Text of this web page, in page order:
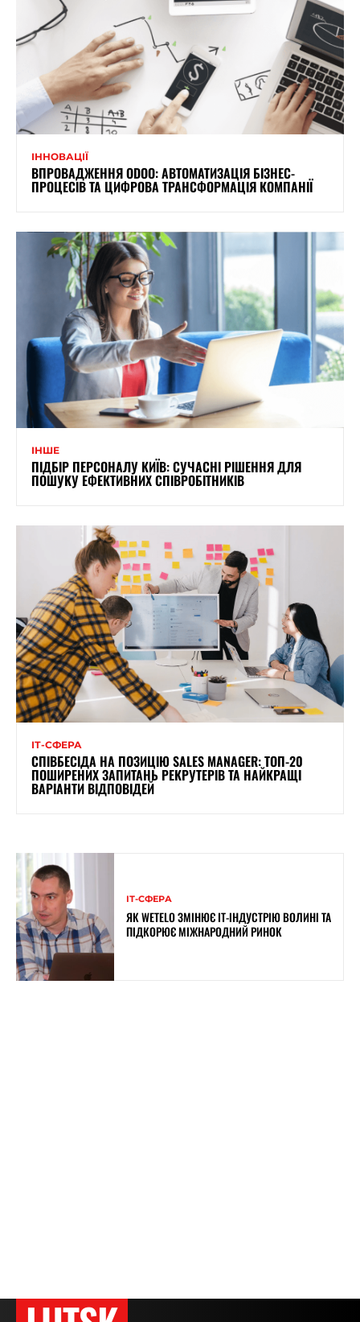
ІННОВАЦІЇ
ВПРОВАДЖЕННЯ ODOO: АВТОМАТИЗАЦІЯ БІЗНЕС-
ПРОЦЕСІВ ТА ЦИФРОВА ТРАНСФОРМАЦІЯ КОМПАНІЇ
ІНШЕ
ПІДБІР ПЕРСОНАЛУ КИЇВ: СУЧАСНІ РІШЕННЯ ДЛЯ
ПОШУКУ ЕФЕКТИВНИХ СПІВРОБІТНИКІВ
ІТ-СФЕРА
СПІВБЕСІДА НА ПОЗИЦІЮ SALES MANAGER: ТОП-20
ПОШИРЕНИХ ЗАПИТАНЬ РЕКРУТЕРІВ ТА НАЙКРАЩІ
ВАРІАНТИ ВІДПОВІДЕЙ
ІТ-СФЕРА
ЯК WETELO ЗМІНЮЄ IT-ІНДУСТРІЮ ВОЛИНІ ТА
ПІДКОРЮЄ МІЖНАРОДНИЙ РИНОК